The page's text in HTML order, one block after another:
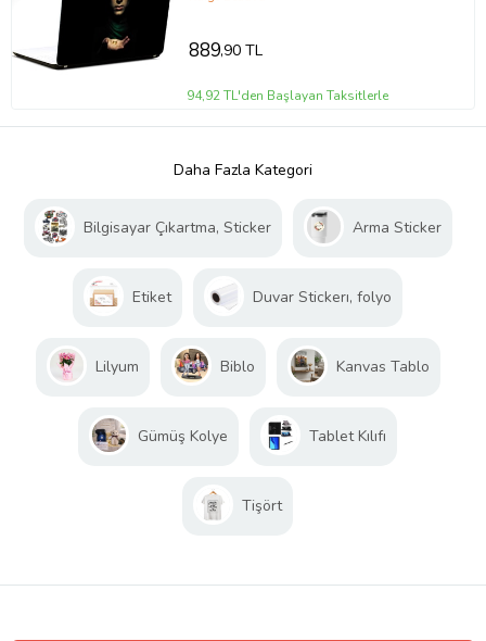
889,90 TL
94,92 TL'den Başlayan Taksitlerle
Daha Fazla Kategori
Bilgisayar Çıkartma, Sticker Arma Sticker
Etiket Duvar Stickerı, folyo
Lilyum Biblo Kanvas Tablo
Gümüş Kolye Tablet Kılıfı
Tişört